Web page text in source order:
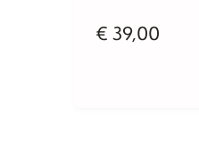
€ 39,00